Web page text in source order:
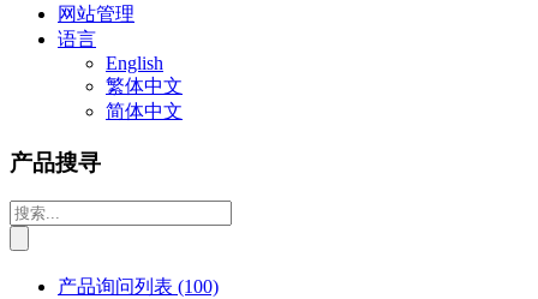
网站管理
语言
English
繁体中文
简体中文
产品搜寻
产品询问列表 (100)